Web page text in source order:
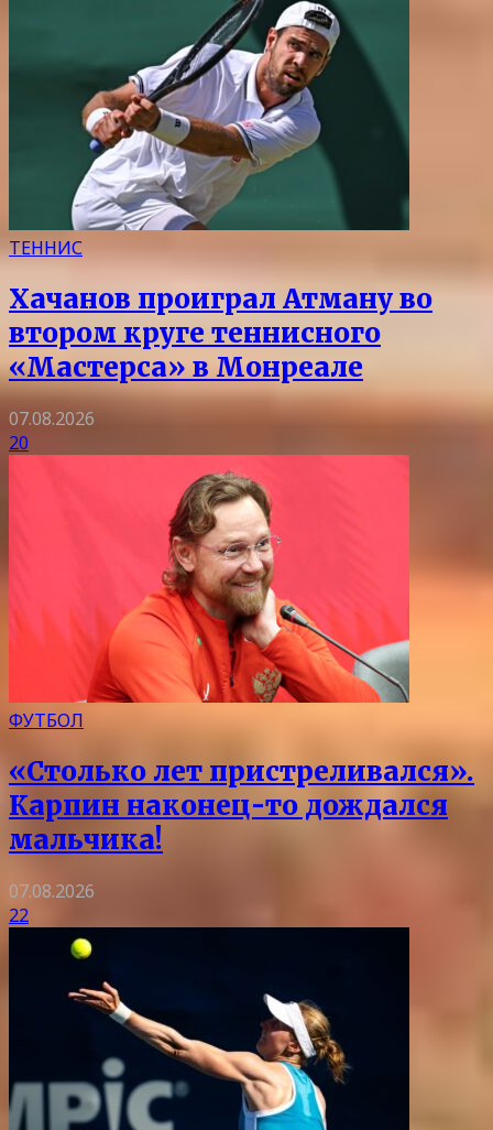
ТЕННИС
Хачанов проиграл Атману во
втором круге теннисного
«Мастерса» в Монреале
07.08.2026
20
ФУТБОЛ
«Столько лет пристреливался».
Карпин наконец-то дождался
мальчика!
07.08.2026
22